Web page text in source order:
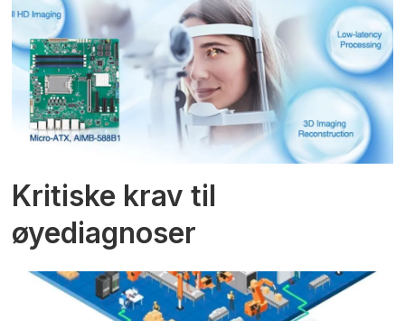
Kritiske krav til
øyediagnoser